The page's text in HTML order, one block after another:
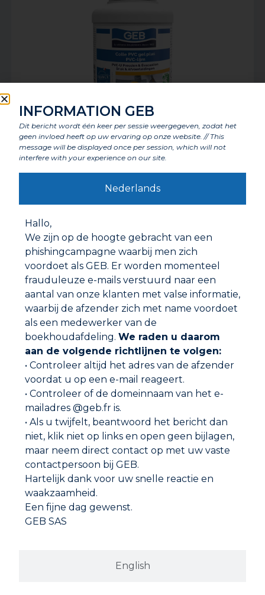
PVC-LIJM GEL PLUS
SCHUURBAND
282 avenue du Bois de la Pie
INFORMATION GEB
Dit bericht wordt één keer per sessie weergegeven, zodat het
geen invloed heeft op uw ervaring op onze website. // This
message will be displayed once per session, which will not
interfere with your experience on our site.
Nederlands
English
Hallo,
We zijn op de hoogte gebracht van een
phishingcampagne waarbij men zich
voordoet als GEB. Er worden momenteel
frauduleuze e-mails verstuurd naar een
aantal van onze klanten met valse informatie,
waarbij de afzender zich met name voordoet
als een medewerker van de
boekhoudafdeling. We raden u daarom
aan de volgende richtlijnen te volgen:
• Controleer altijd het adres van de afzender
voordat u op een e-mail reageert.
• Controleer of de domeinnaam van het e-
mailadres @geb.fr is.
• Als u twijfelt, beantwoord het bericht dan
niet, klik niet op links en open geen bijlagen,
maar neem direct contact op met uw vaste
contactpersoon bij GEB.
Hartelijk dank voor uw snelle reactie en
waakzaamheid.
Een fijne dag gewenst.
GEB SAS